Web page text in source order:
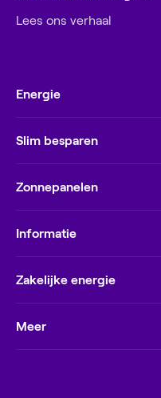
Lees ons verhaal
Energie
Slim besparen
Zonnepanelen
Informatie
Zakelijke energie
Meer